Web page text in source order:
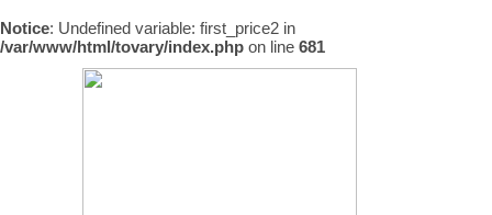
Notice: Undefined variable: first_price2 in
/var/www/html/tovary/index.php on line 681